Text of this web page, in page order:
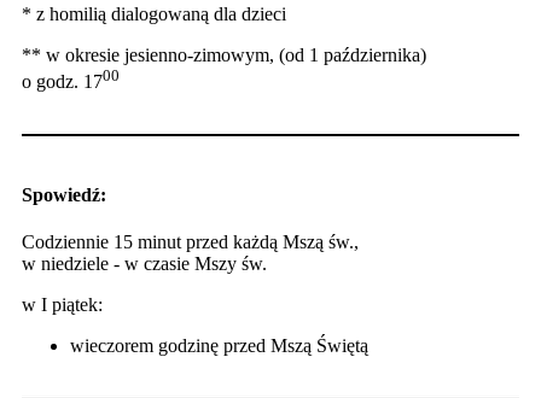
* z homilią dialogowaną dla dzieci
** w okresie jesienno-zimowym, (od 1 października)
o godz. 1700
Spowiedź:
Codziennie 15 minut przed każdą Mszą św.,
w niedziele - w czasie Mszy św.
w I piątek:
wieczorem godzinę przed Mszą Świętą